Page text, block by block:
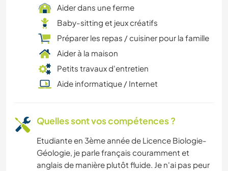
Aider dans une ferme
Baby-sitting et jeux créatifs
Préparer les repas / cuisiner pour la famille
Aider à la maison
Petits travaux d'entretien
Aide informatique / Internet
Quelles sont vos compétences ?
Etudiante en 3ème année de Licence Biologie-
Géologie, je parle français couramment et
anglais de manière plutôt fluide. Je n'ai pas peur